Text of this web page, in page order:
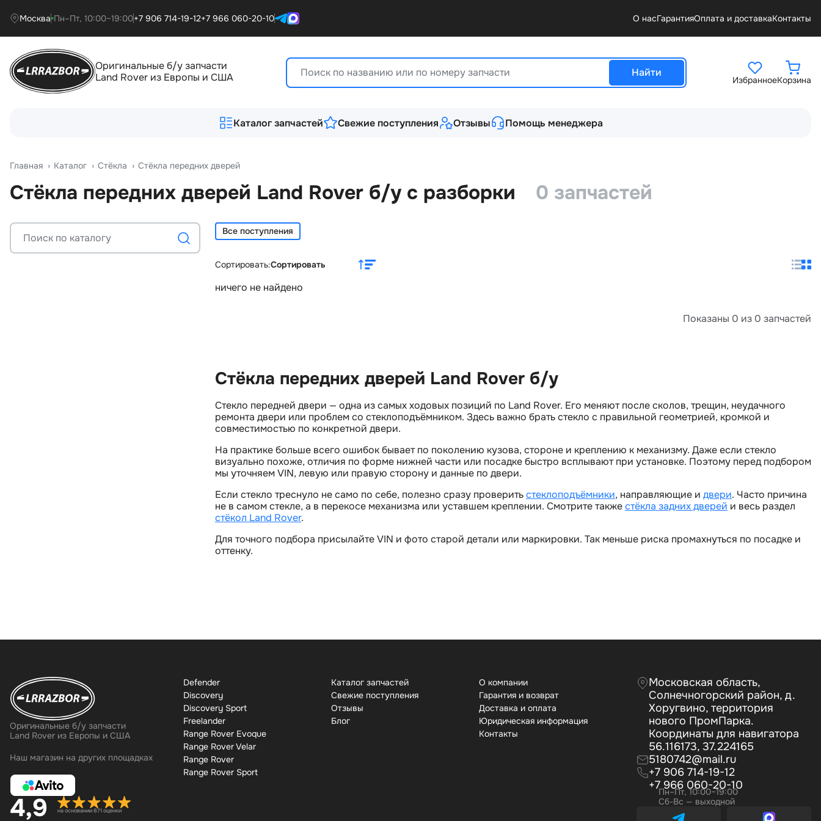
Москва Пн–Пт, 10:00–19:00+7 906 714-19-12+7 966 060-20-10 О насГарантияОплата и доставкаКонтакты
Оригинальные б/у запчасти
Land Rover из Европы и США
Найти
ИзбранноеКорзина
Каталог запчастей Свежие поступления Отзывы Помощь менеджера
Главная › Катало › Стёкла › Стёкла передних дверей
Стёкла передних дверей Land Rover б/у с разборки 0 запчастей
Все поступления
Сортировать:Сортировать
ничего не найдено
Показаны 0 из 0 запчастей
Стёкла передних дверей Land Rover б/у
Стекло передней двери — одна из самых ходовых позиций по Land Rover. Его меняют после сколов, трещин, неудачного
ремонта двери или проблем со стеклоподъёмником. Здесь важно брать стекло с правильной геометрией, кромкой и
совместимостью по конкретной двери.
На практике больше всего ошибок бывает по поколению кузова, стороне и креплению к механизму. Даже если стекло
изуально похоже, отличия по форме нижней части или посадке быстро всплывают при установке. Поэтому перед подбором
мы уточняем VIN, левую или правую сторону и данные по двери.
Если стекло треснуло не само по себе, полезно сразу проверитьстеклоподъёмники, направляющие и двери. Часто причина
не в самом стекле, а в перекосе механизма или уставшем креплении. Смотрите такжестёкла задних дверей и весь раздел
стёкол Land Rover.
Для точного подбора присылайте VIN и фото старой детали или маркировки. Так меньше риска промахнуться по посадке и
оттенку.
Оригинальные б/у запчасти
Land Rover из Европы и США
Наш магазин на других площадках
4,9 на основании 871 оценки
Defender
Discovery
Discovery Sport
Freelander
Range Rover Evoque
Range Rover Velar
Range Rover
Range Rover Sport
Каталог запчастей
Свежие поступления
Отзывы
Бло
О компании
Гарантия и возврат
Доставка и оплата
Юридическая информация
Контакты
Московская область,
Солнечногорский район, д.
Хоругвино, территория
нового ПромПарка.
Координаты для навигатора
56.116173, 37.224165
5180742@mail.ru
+7 906 714-19-12
+7 966 060-20-10
Пн–Пт, 10:00–19:00
Сб-Вс — выходной